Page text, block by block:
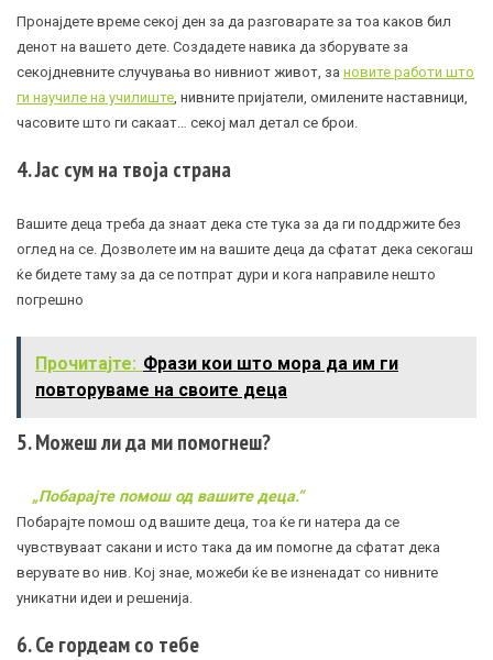
Пронајдете време секој ден за да разговарате за тоа каков бил
денот на вашето дете. Создадете навика да зборувате за
секојдневните случувања во нивниот живот, за новите работи што
ги научиле на училиште , нивните пријатели, омилените наставници,
часовите што ги сакаат… секој мал детал се брои.
4. Јас сум на твоја страна
Вашите деца треба да знаат дека сте тука за да ги поддржите без
оглед на се. Дозволете им на вашите деца да сфатат дека секогаш
ќе бидете таму за да се потпрат дури и кога направиле нешто
погрешно
Прочитајте: Фрази кои што мора да им ги
повторуваме на своите деца
5. Можеш ли да ми помогнеш?
„Побарајте помош од вашите деца.“
Побарајте помош од вашите деца, тоа ќе ги натера да се
чувствуваат сакани и исто така да им помогне да сфатат дека
верувате во нив. Кој знае, можеби ќе ве изненадат со нивните
уникатни идеи и решенија.
6. Се гордеам со тебе